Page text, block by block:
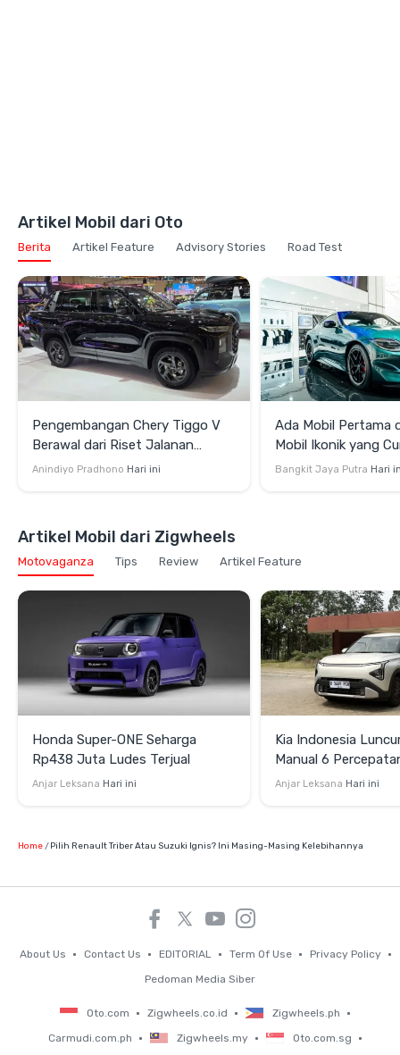
Artikel Mobil dari Oto
Berita Artikel Feature Advisory Stories Road Test
Pengembangan Chery Tiggo V
Berawal dari Riset Jalanan
Indonesia
Anindiyo Pradhono Hari ini
Ada Mobil Pertama
Mobil Ikonik yang
di GIIAS 2026
Bangkit Jaya Putra Hari
Artikel Mobil dari Zigwheels
Motovaganza Tips Review Artikel Feature
Honda Super-ONE Seharga
Rp438 Juta Ludes Terjual
Anjar Leksana Hari ini
Kia Indonesia
Manual 6
Rp269 Juta
Anjar Leksana Hari ini
Home Pilih Renault Triber Atau Suzuki Ignis? Ini Masing-Masing Kelebihannya
About Us Contact Us EDITORIAL Term Of Use
Privacy Policy
Pedoman Media Siber
Oto.com Zigwheels.co.id
Zigwheels.ph
Carmudi.com.ph
Zigwheels.my Oto.com.sg